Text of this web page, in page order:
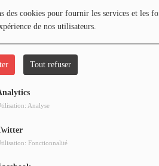
des cookies pour fournir les services et les
de nos utilisateurs.
Tout refuser
Analyse
Fonctionnalité